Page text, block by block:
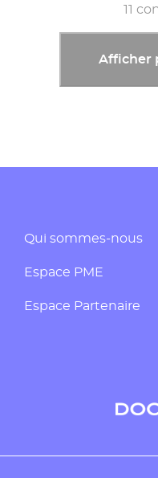
11
Afficher
Qui sommes-nous
Espace PME
Espace Partenaire